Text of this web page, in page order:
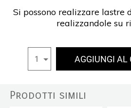
Si possono realizzare lastre
realizzandole su
1 AGGIUNGI AL
Prodotti simili